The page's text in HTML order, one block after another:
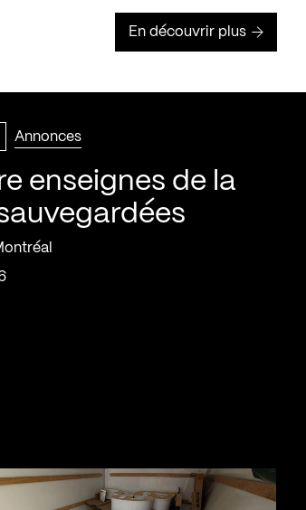
En découvrir plus
Annonces
enseignes de la